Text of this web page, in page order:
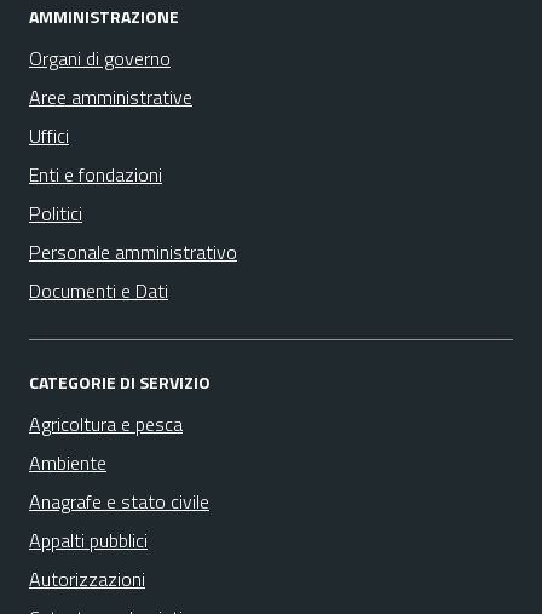
AMMINISTRAZIONE
Organi di governo
Aree amministrative
Uffici
Enti e fondazioni
Politici
Personale amministrativo
Documenti e Dati
CATEGORIE DI SERVIZIO
Agricoltura e pesca
Ambiente
Anagrafe e stato civile
Appalti pubblici
Autorizzazioni